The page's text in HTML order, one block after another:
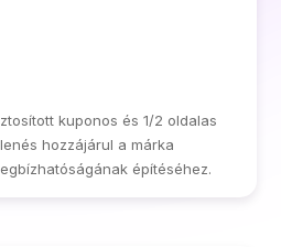
kuponos és 1/2 oldalas
hozzájárul a márka
építéséhez.